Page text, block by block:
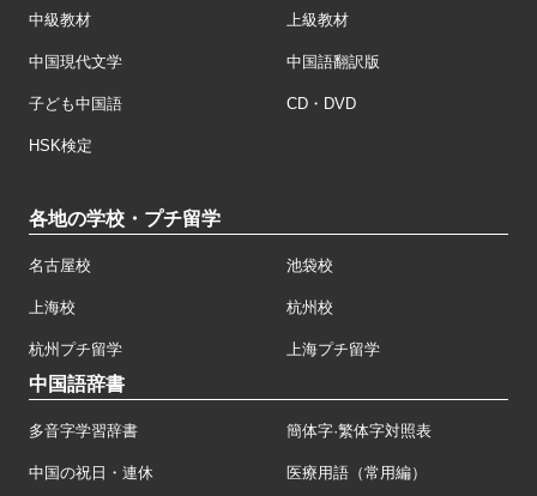
中級教材 上級教材
中国現代文学 中国語翻訳版
子ども中国語 CD・DVD
HSK検定
各地の学校・プチ留学
名古屋校 池袋校
上海校 杭州校
杭州プチ留学 上海プチ留学
中国語辞書
多音字学習辞書 簡体字·繁体字対照表
中国の祝日・連休 医療用語（常用編）